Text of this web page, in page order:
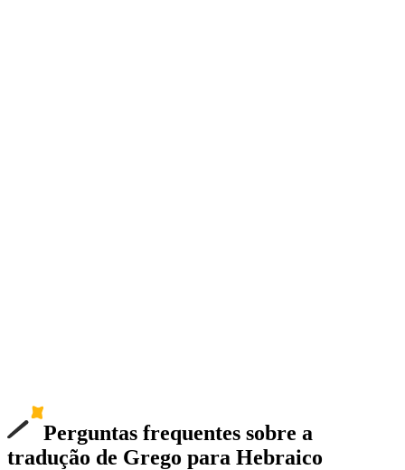
Perguntas frequentes sobre a
tradução de Grego para Hebraico